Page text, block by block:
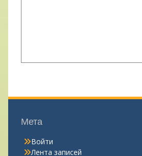
Мета
Войти
Лента записей